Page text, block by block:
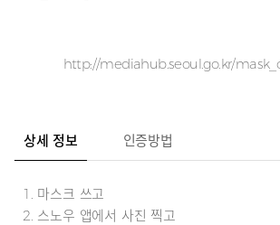
http://mediahub.seoul.go.kr/
상세 정보 인증방법
1. 마스크 쓰고
2. 스노우 앱에서 사진 찍고